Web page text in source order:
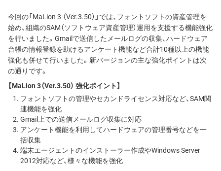
今回の「MaLion 3 （Ver.3.50）」では、フォントソフトの資産管理を
始め、組織のSAM（ソフトウェア資産管理）運用を支援する機能強化
を行いました。Gmailで送信したメールログの収集、ハードウェア
台帳の情報登録を助けるアンケート機能など合計10種以上の機能
強化も併せて行いました。新バージョンの主な強化ポイントは次
の通りです。
【MaLion 3（Ver.3.50） 強化ポイント】
フォントソフトの管理やセカンドライセンス対応など、SAM関
連機能を強化
Gmail上での送信メールログ収集に対応
アンケート機能を利用してハードウェアの管理番号などを一
括収集
端末エージェントのインストーラー作成やWindows Server
2012対応など、様々な機能を強化